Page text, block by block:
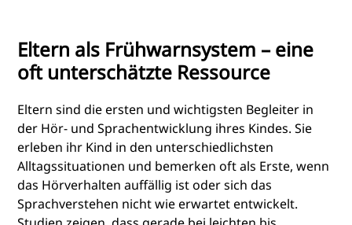
Eltern als Frühwarnsystem – eine
oft unterschätzte Ressource
Eltern sind die ersten und wichtigsten Begleiter in
der Hör- und Sprachentwicklung ihres Kindes. Sie
erleben ihr Kind in den unterschiedlichsten
Alltagssituationen und bemerken oft als Erste, wenn
das Hörverhalten auffällig ist oder sich das
Sprachverstehen nicht wie erwartet entwickelt.